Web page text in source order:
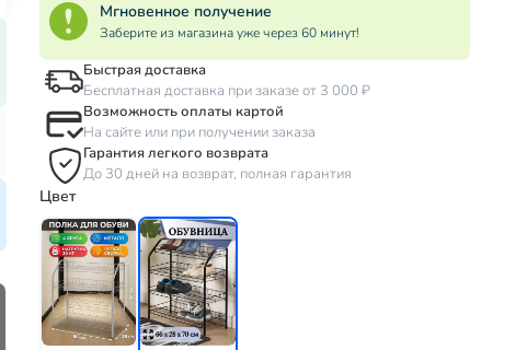
Мгновенное получение
Заберите из магазина уже через 60 минут!
Быстрая доставка
Бесплатная доставка при заказе от 3 000 ₽
Возможность оплаты картой
На сайте или при получении заказа
Гарантия легкого возврата
До 30 дней на возврат, полная гарантия
Цвет